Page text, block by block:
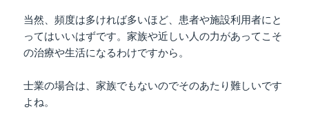
当然、頻度は多ければ多いほど、患者や施設利用者にと
ってはいいはずです。家族や近しい人の力があってこそ
の治療や生活になるわけですから。
士業の場合は、家族でもないのでそのあたり難しいです
よね。